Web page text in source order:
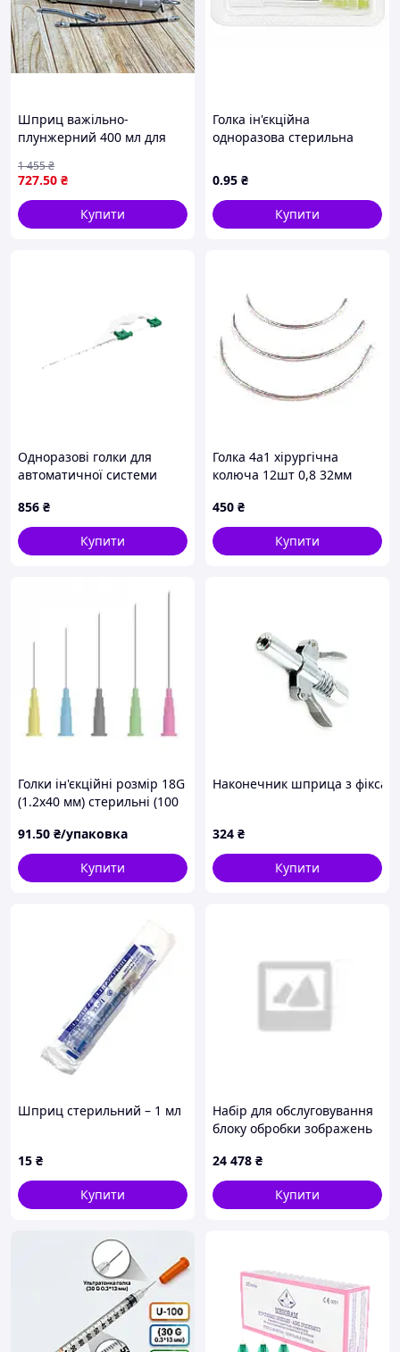
Шприц ін'єк.однораз.з голкою 10мл з голкою Віола
Шприц важільно-
плунжерний 400 мл для
для введення рідин та
розчинів
727.50 ₴
1 455₴
Купити
Голка ін'єкційна
одноразова стерильна
жовта
0.95 ₴
Купити
Одноразові голки для
автоматичної системи
MAGNUM UC UNICORE
16G*180мм (UС16180-00)
856 ₴
Купити
Голка 4а1 хірургічна
колюча 12шт 0,8 32мм
450 ₴
Купити
Голки ін'єкційні розмір 18G
(1.2х40 мм) стерильні (100
91.50 ₴/упаковка
Купити
Наконечник шприца з
324 ₴
Купити
Шприц стерильний – 1 мл
15 ₴
Купити
Набір для обслуговування
блоку обробки зображень
24 478 ₴
Купити